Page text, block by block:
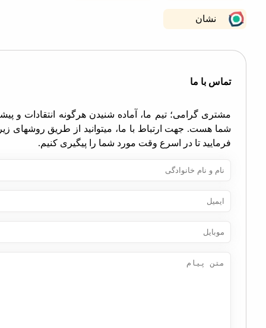
نشان
با ما
گرامی؛ تیم ما، آماده شنیدن هرگونه انتقادات و پیشنهادات
هست. جهت ارتباط با ما، میتوانید از طریق روشهای زیر اقدام
تا در اسرع وقت مورد شما را پیگیری کنیم.